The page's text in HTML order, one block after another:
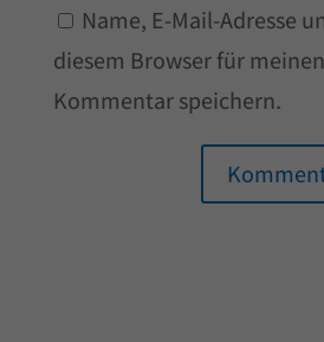
Name, E-Mail-Adresse
diesem Browser für
Kommentar speichern.